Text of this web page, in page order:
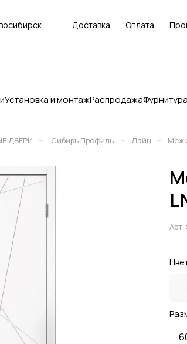
Доставка Оплата
Установка и монтажРаспродажаФурнитура
ДВЕРИ – Сибирь Профиль – Лайн –
Арт.